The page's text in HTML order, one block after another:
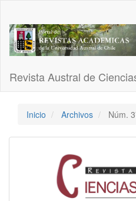
Contenido
principal
Barra
Revista Austral de
Inicio Archivos Núm.